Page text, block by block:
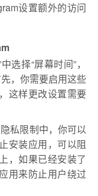
设置额外的访问
选择“屏幕时间”，
，你需要启用这些
这样更改设置需要
私限制中，你可以
安装应用，可以阻
，如果已经安装了
用来防止用户绕过